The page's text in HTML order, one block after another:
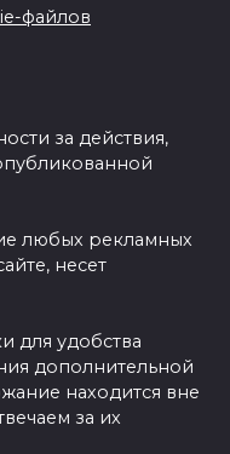
файлов
за действия,
любых рекламных
несет
для удобства
дополнительной
находится вне
за их